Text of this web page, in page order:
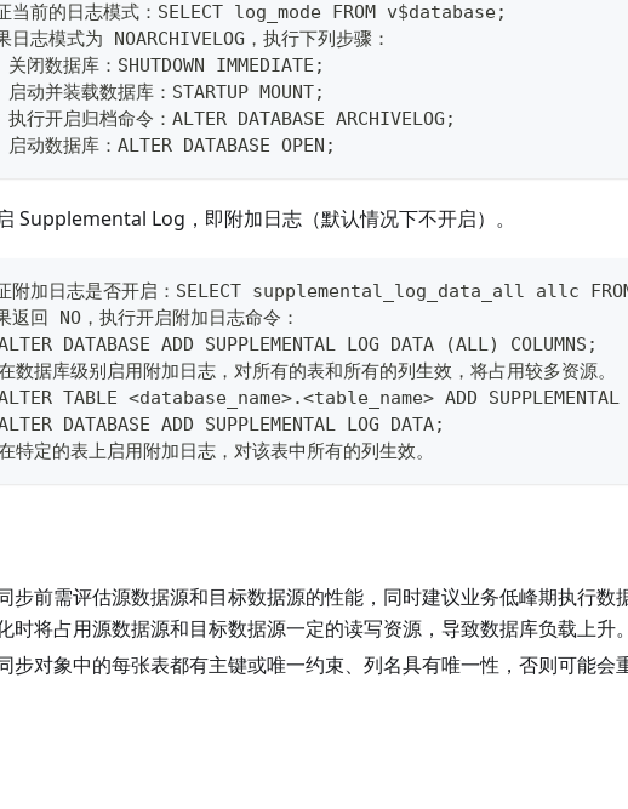
当前的日志模式：SELECT log_mode FROM v$database;
日志模式为 NOARCHIVELOG，执行下列步骤：
闭数据库：SHUTDOWN IMMEDIATE;
动并装载数据库：STARTUP MOUNT;
行开启归档命令：ALTER DATABASE ARCHIVELOG;
动数据库：ALTER DATABASE OPEN;
Supplemental Log，即附加日志（默认情况下不开启）。
附加日志是否开启：SELECT supplemental_log_data_all allc
返回 NO，执行开启附加日志命令：
DATABASE ADD SUPPLEMENTAL LOG DATA (ALL) COLUMNS;
数据库级别启用附加日志，对所有的表和所有的列生效，将占用较多资源。
TABLE <database_name>.<table_name> ADD SUPPLEMENTAL
DATABASE ADD SUPPLEMENTAL LOG DATA;
特定的表上启用附加日志，对该表中所有的列生效。
步前需评估源数据源和目标数据源的性能，同时建议业务低峰期执行数
时将占用源数据源和目标数据源一定的读写资源，导致数据库负载上升。
步对象中的每张表都有主键或唯一约束、列名具有唯一性，否则可能会